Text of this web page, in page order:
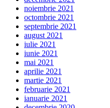
noiembrie 2021
octombrie 2021
septembrie 2021
august 2021
iulie 2021
iunie 2021
mai 2021
aprilie 2021
martie 2021
februarie 2021
ianuarie 2021